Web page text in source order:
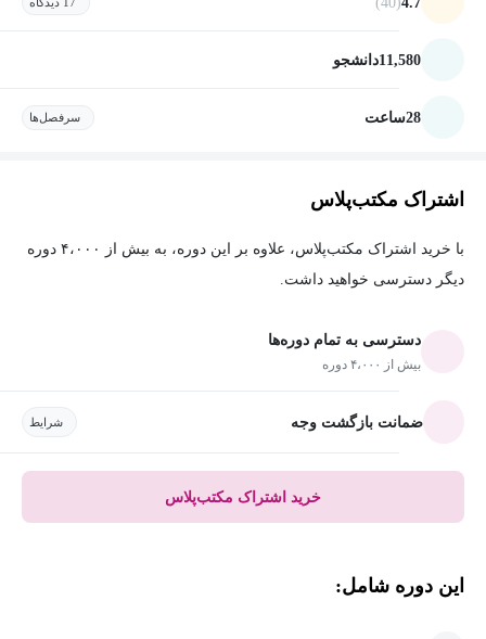
11,580دانشجو
28ساعت سرفصل‌ها
اشتراک مکتب‌پلاس
با خرید اشتراک مکتب‌پلاس، علاوه بر این دوره، به بیش از ۴،۰۰۰ دوره
دیگر دسترسی خواهید داشت.
دسترسی به تمام دوره‌ها
بیش از ۴،۰۰۰ دوره
ضمانت بازگشت وجه شرایط
خرید اشتراک مکتب‌پلاس
این دوره شامل: